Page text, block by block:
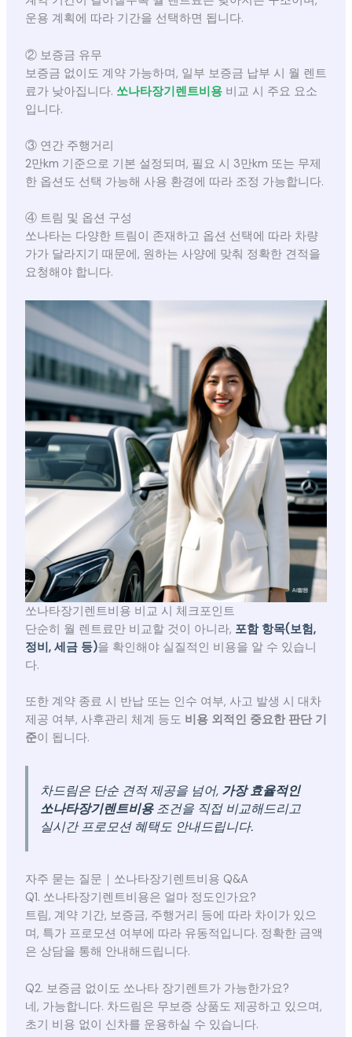
운용 계획에 따라 기간을 선택하면 됩니다.
② 보증금 유무
보증금 없이도 계약 가능하며, 일부 보증금 납부 시 월 렌트
료가 낮아집니다. 쏘나타장기렌트비용비교 시 주요 요소
입니다.
③ 연간 주행거리
2만km 기준으로 기본 설정되며, 필요 시 3만km 또는 무제
한 옵션도 선택 가능해 사용 환경에 따라 조정 가능합니다.
④ 트림 및 옵션 구성
쏘나타는 다양한 트림이 존재하고 옵션 선택에 따라 차량
가가 달라지기 때문에, 원하는 사양에 맞춰 정확한 견적을
요청해야 합니다.
쏘나타장기렌트비용 비교 시 체크포인트
단순히 월 렌트료만 비교할 것이 아니라, 포함 항목(보험,
정비, 세금 등)을 확인해야 실질적인 비용을 알 수 있습니
다.
또한 계약 종료 시 반납 또는 인수 여부, 사고 발생 시 대차
제공 여부, 사후관리 체계 등도 비용 외적인 중요한 판단 기
준이 됩니다.
차드림은 단순 견적 제공을 넘어, 가장 효율적인
쏘나타장기렌트비용조건을 직접 비교해드리고
실시간 프로모션 혜택도 안내드립니다.
자주 묻는 질문｜쏘나타장기렌트비용 Q&A
Q1. 쏘나타장기렌트비용은 얼마 정도인가요?
트림, 계약 기간, 보증금, 주행거리 등에 따라 차이가 있으
며, 특가 프로모션 여부에 따라 유동적입니다. 정확한 금액
은 상담을 통해 안내해드립니다.
Q2. 보증금 없이도 쏘나타 장기렌트가 가능한가요?
네, 가능합니다. 차드림은 무보증 상품도 제공하고 있으며,
초기 비용 없이 신차를 운용하실 수 있습니다.